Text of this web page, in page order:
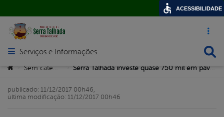
Acesso
Abrir menu principal de navegação
Serviços e Informações
Você está aqui:
> >
publicado: 11/12/2017 00h46,
última modificação: 11/12/2017 00h46
ACESSIBILIDADE